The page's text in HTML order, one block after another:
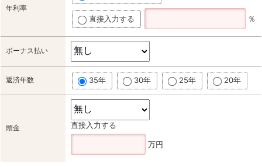
年利率
直接入力する ％
ボーナス払い
返済年数 35年 30年 25年 20年
頭金 直接入力する
万円